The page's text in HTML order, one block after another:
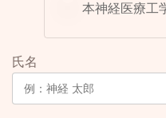
本神経医療工
氏名